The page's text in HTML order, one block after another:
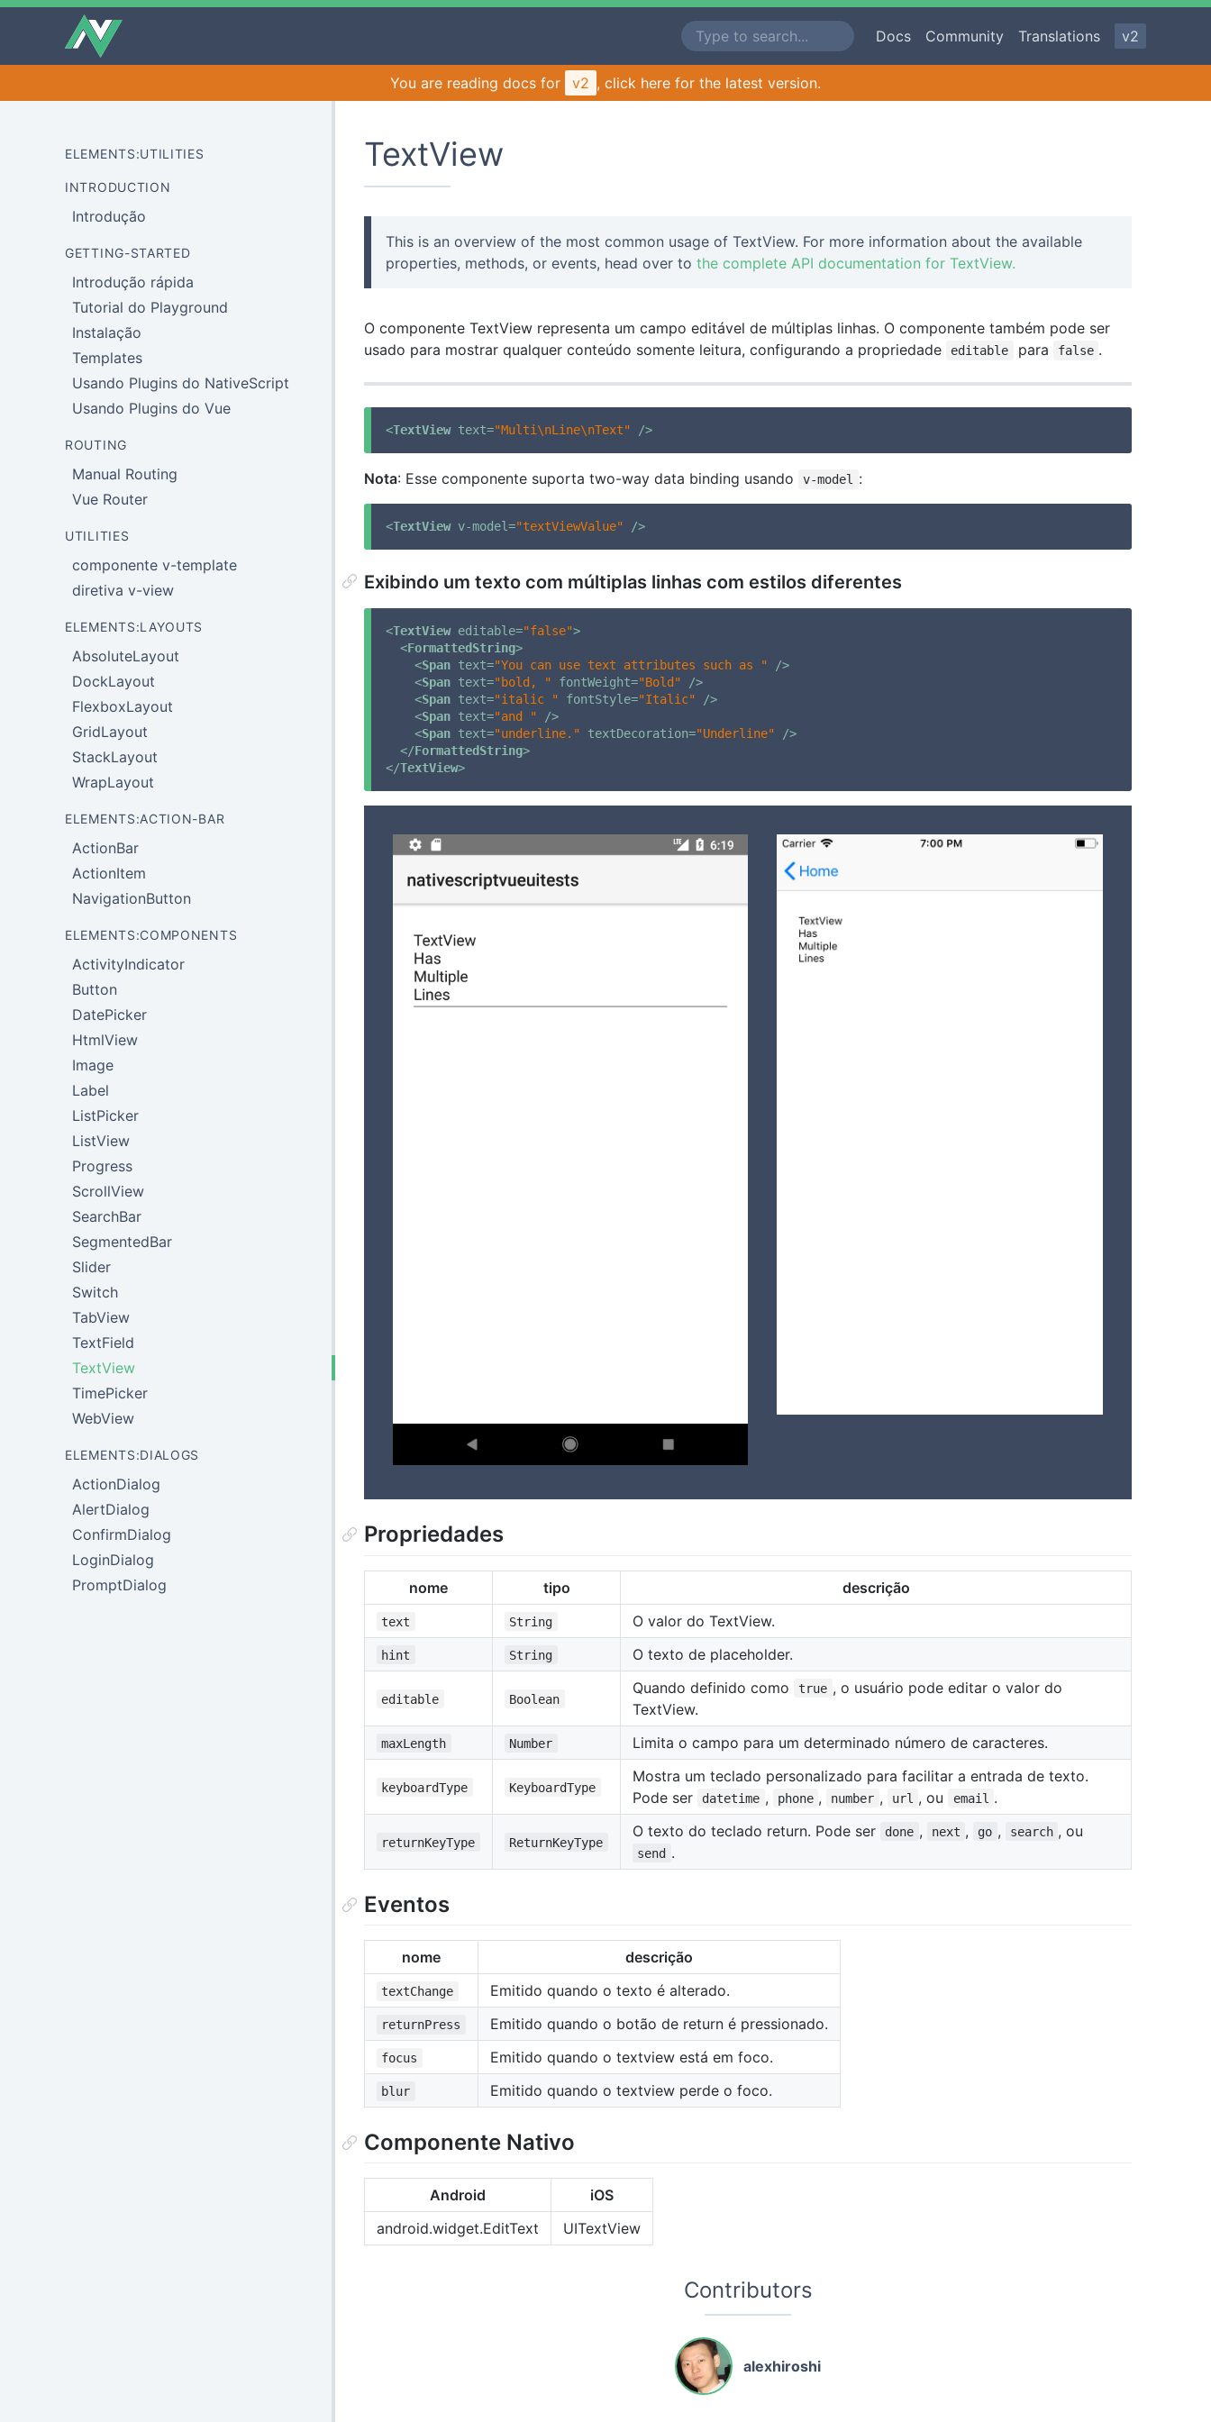
Docs Community Translations v2
You are reading docs for v2 , click here for the latest version.
ELEMENTS:UTILITIES
INTRODUCTION
Introdução
GETTING-STARTED
Introdução rápida
Tutorial do Playground
Instalação
Templates
Usando Plugins do NativeScript
Usando Plugins do Vue
ROUTING
Manual Routing
Vue Router
UTILITIES
componente v-template
diretiva v-view
ELEMENTS:LAYOUTS
AbsoluteLayout
DockLayout
FlexboxLayout
GridLayout
StackLayout
WrapLayout
ELEMENTS:ACTION-BAR
ActionBar
ActionItem
NavigationButton
ELEMENTS:COMPONENTS
ActivityIndicator
Button
DatePicker
HtmlView
Image
Label
ListPicker
ListView
Progress
ScrollView
SearchBar
SegmentedBar
Slider
Switch
TabView
TextField
TextView
TimePicker
WebView
ELEMENTS:DIALOGS
ActionDialog
AlertDialog
ConfirmDialog
LoginDialog
PromptDialog
TextView
This is an overview of the most common usage of TextView. For more information about the available
properties, methods, or events, head over to the complete API documentation for TextView.
O componente TextView representa um campo editável de múltiplas linhas. O componente também pode ser
usado para mostrar qualquer conteúdo somente leitura, configurando a propriedade
editable para false .
<TextView text="Multi\nLine\nText" />
Nota: Esse componente suporta two-way data binding usando v-model :
<TextView v-model="textViewValue" />
Exibindo um texto com múltiplas linhas com estilos diferentes
<TextView editable="false">
<FormattedString>
<Span text="You can use text attributes such as "
/>
<Span text="bold, " fontWeight="Bold"
/>
<Span text="italic " fontStyle="Italic"
/>
<Span text="and "
/>
<Span text="underline." textDecoration="Underline"
/>
</FormattedString>
</TextView>
Propriedades
nome tipo descrição
text String O valor do TextView.
hint String O texto de placeholder.
editable Boolean
Quando definido como true , o usuário pode editar o valor do
TextView.
maxLength Number Limita o campo para um determinado número de caracteres.
keyboardType KeyboardType
Mostra um teclado personalizado para facilitar a entrada de texto.
Pode ser
datetime , phone , number , url , ou email .
returnKeyType ReturnKeyType
O texto do teclado return. Pode ser done , next , go , search , ou
send .
Eventos
nome descrição
textChange Emitido quando o texto é alterado.
returnPress Emitido quando o botão de return é pressionado.
focus Emitido quando o textview está em foco.
blur Emitido quando o textview perde o foco.
Componente Nativo
Android
iOS
android.widget.EditText
UITextView
Contributors
alexhiroshi